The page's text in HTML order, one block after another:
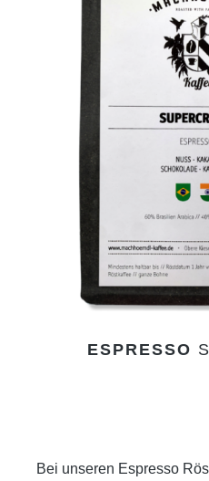
ESPRESSO
Bei unseren Espresso